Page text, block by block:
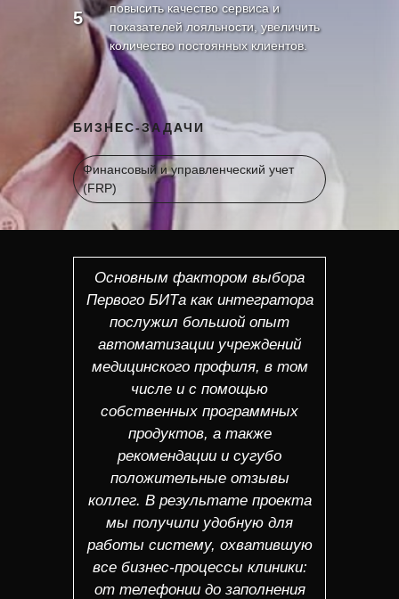
5
повысить качество сервиса и
показателей лояльности, увеличить
количество постоянных клиентов.
БИЗНЕС-ЗАДАЧИ
Финансовый и управленческий учет
(FRP)
Основным фактором выбора
Первого БИТа как интегратора
послужил большой опыт
автоматизации учреждений
медицинского профиля, в том
числе и с помощью
собственных программных
продуктов, а также
рекомендации и сугубо
положительные отзывы
коллег. В результате проекта
мы получили удобную для
работы систему, охватившую
все бизнес-процессы клиники:
от телефонии до заполнения